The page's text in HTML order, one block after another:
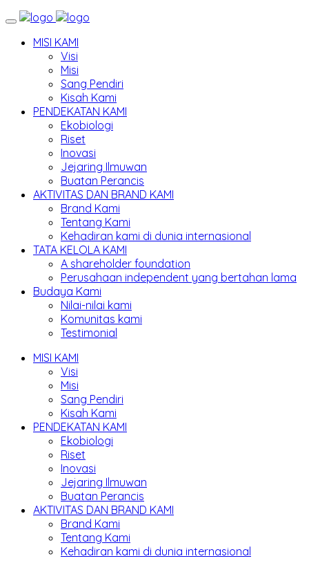
MISI KAMI
Visi
Misi
Sang Pendiri
Kisah Kami
PENDEKATAN KAMI
Ekobiologi
Riset
Inovasi
Jejaring Ilmuwan
Buatan Perancis
AKTIVITAS DAN BRAND KAMI
Brand Kami
Tentang Kami
Kehadiran kami di dunia internasional
TATA KELOLA KAMI
A shareholder foundation
Perusahaan independent yang bertahan lama
Budaya Kami
Nilai-nilai kami
Komunitas kami
Testimonial
MISI KAMI
Visi
Misi
Sang Pendiri
Kisah Kami
PENDEKATAN KAMI
Ekobiologi
Riset
Inovasi
Jejaring Ilmuwan
Buatan Perancis
AKTIVITAS DAN BRAND KAMI
Brand Kami
Tentang Kami
Kehadiran kami di dunia internasional